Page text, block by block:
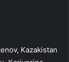
Kazakistan